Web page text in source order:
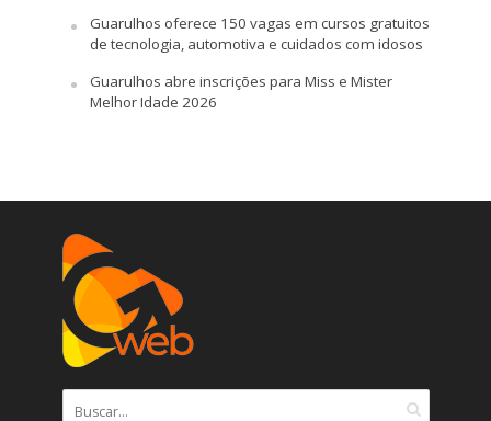
Guarulhos oferece 150 vagas em cursos gratuitos
de tecnologia, automotiva e cuidados com idosos
Guarulhos abre inscrições para Miss e Mister
Melhor Idade 2026